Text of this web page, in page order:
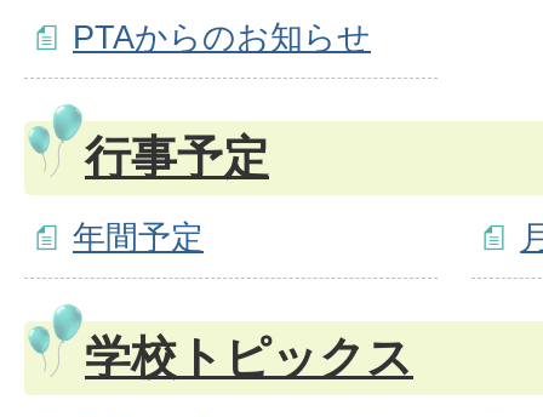
PTAからのお知らせ
行事予定
年間予定
学校トピックス